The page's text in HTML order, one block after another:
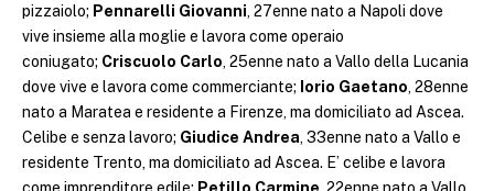
pizzaiolo; Pennarelli Giovanni, 27enne nato a Napoli dove
vive insieme alla moglie e lavora come operaio
coniugato; Criscuolo Carlo, 25enne nato a Vallo della Lucania
dove vive e lavora come commerciante; Iorio Gaetano, 28enne
nato a Maratea e residente a Firenze, ma domiciliato ad Ascea.
Celibe e senza lavoro; Giudice Andrea, 33enne nato a Vallo e
residente Trento, ma domiciliato ad Ascea. E’ celibe e lavora